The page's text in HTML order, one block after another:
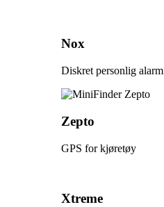
Nox
Diskret personlig alarm
Zepto
GPS for kjøretøy
Xtreme